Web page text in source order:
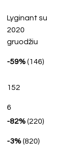
Lyginant su
2020
gruodžiu
-59%(146)
152
6
-82%(220)
-3%(820)